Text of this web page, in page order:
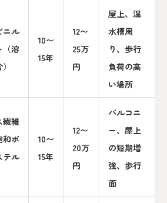
ニル
（溶
10〜
15年
12〜
25万
円
屋上、温
水槽周
り、歩行
負荷の高
い場所
繊維
和ポ
テル
10〜
15年
12〜
20万
円
バルコニ
ー、屋上
の短期増
強、歩行
面